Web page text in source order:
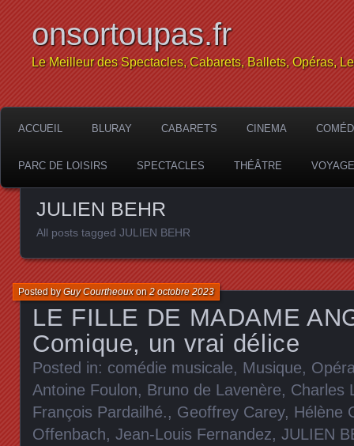
onsortoupas.fr
Le Meilleur des Spectacles, Cabarets, Ballets, Opéras,
ACCUEIL BLURAY CABARETS CINEMA
PARC DE LOISIRS SPECTACLES THÉÂTRE
JULIEN BEHR
All posts tagged JULIEN BEHR
LE FILLE DE MADAME
Comique, un vrai délice
Posted byGuy Courtheouxon2 octobre 2023
Posted in: comédie musicale, Musique,
Antoine Foulon, Bruno de Lavenère, Charles
François Pardailhé., Geoffrey Carey, Hélène
Offenbach, Jean-Louis Fernandez, JULIEN